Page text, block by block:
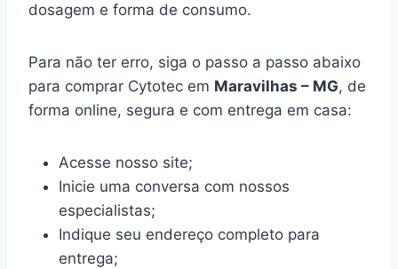
dosagem e forma de consumo.
Para não ter erro, siga o passo a passo abaixo
para comprar Cytotec em Maravilhas – MG, de
forma online, segura e com entrega em casa:
Acesse nosso site;
Inicie uma conversa com nossos
especialistas;
Indique seu endereço completo para
entrega;